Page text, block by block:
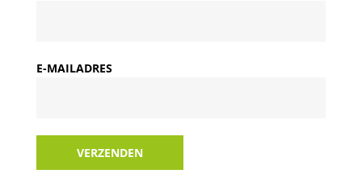
E-MAILADRES
VERZENDEN